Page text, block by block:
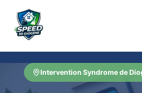
Intervention Syndrome de